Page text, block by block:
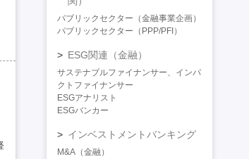
パブリックセクター（金融事業企画）
パブリックセクター（PPP/PFI）
ESG関連（金融）
サステナブルファイナンサー、インパ
クトファイナンサー
ESGアナリスト
ESGバンカー
インベストメントバンキング
M&A（金融）